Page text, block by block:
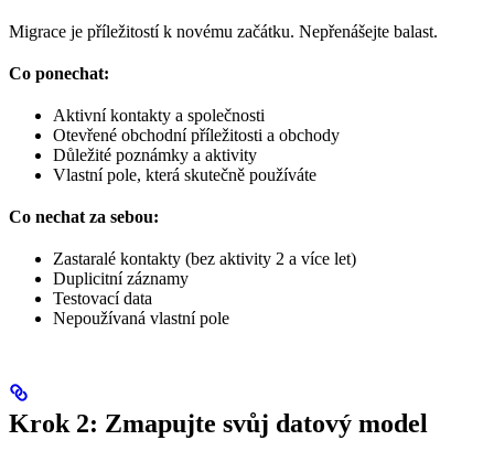
Migrace je příležitostí k novému začátku. Nepřenášejte balast.
Co ponechat:
Aktivní kontakty a společnosti
Otevřené obchodní příležitosti a obchody
Důležité poznámky a aktivity
Vlastní pole, která skutečně používáte
Co nechat za sebou:
Zastaralé kontakty (bez aktivity 2 a více let)
Duplicitní záznamy
Testovací data
Nepoužívaná vlastní pole
Krok 2: Zmapujte svůj datový model